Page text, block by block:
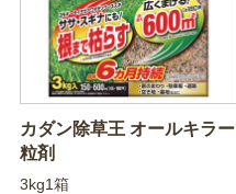
カダン除草王 オールキラー
粒剤
3kg1箱